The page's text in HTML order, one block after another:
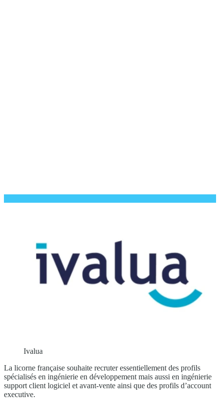
Ivalua
La licorne française souhaite recruter essentiellement des profils
spécialisés en ingénierie en développement mais aussi en ingénierie
support client logiciel et avant-vente ainsi que des profils d’account
executive.